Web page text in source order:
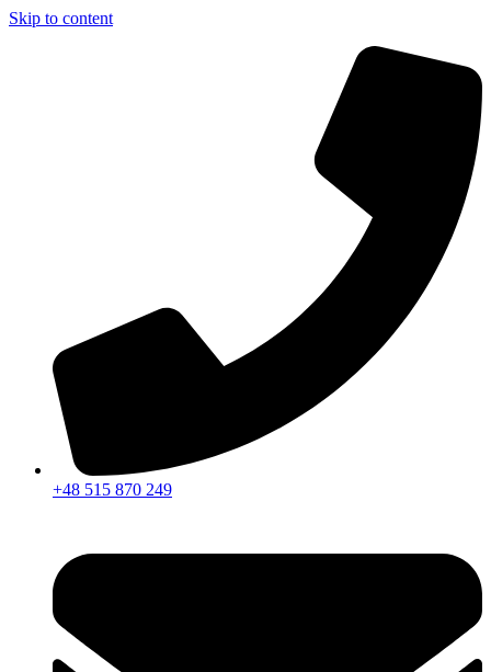
Skip to content
+48 515 870 249